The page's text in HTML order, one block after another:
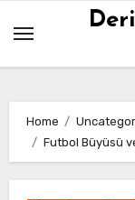
content
Home
Futbol Büyüsü